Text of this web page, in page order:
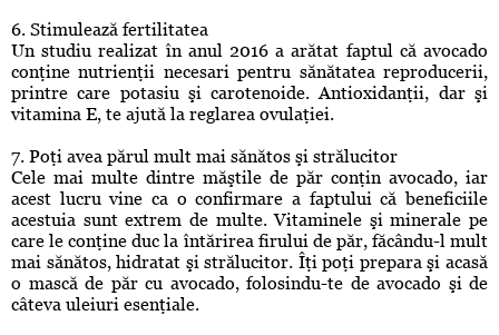
6. Stimulează fertilitatea
Un studiu realizat în anul 2016 a arătat faptul că avocado
conţine nutrienţii necesari pentru sănătatea reproducerii,
printre care potasiu şi carotenoide. Antioxidanţii, dar şi
vitamina E, te ajută la reglarea ovulaţiei.
7. Poţi avea părul mult mai sănătos şi strălucitor
Cele mai multe dintre măştile de păr conţin avocado, iar
acest lucru vine ca o confirmare a faptului că beneficiile
acestuia sunt extrem de multe. Vitaminele şi minerale pe
care le conţine duc la întărirea firului de păr, făcându-l mult
mai sănătos, hidratat şi strălucitor. Îţi poţi prepara şi acasă
o mască de păr cu avocado, folosindu-te de avocado şi de
câteva uleiuri esenţiale.